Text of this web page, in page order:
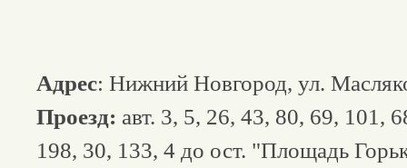
Адрес: Нижний Новгород, ул.
Проезд: авт. 3, 5, 26, 43, 80, 69, 101,
198, 30, 133, 4 до ост. "Площадь